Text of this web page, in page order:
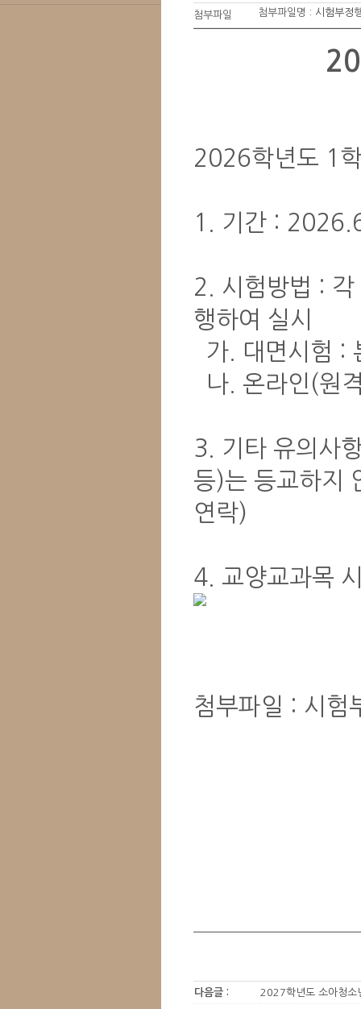
첨부파일 첨부파일명 : 시험부정
2026학년도 1
1. 기간 :
2. 시험방법 :
행하여 실시
가. 대면시험 :
나. 온라인(원
3. 기타 유의사
등)는 등교하지
연락)
4. 교양교과목
첨부파일 : 시험
다음글 : 2027학년도 소아청소